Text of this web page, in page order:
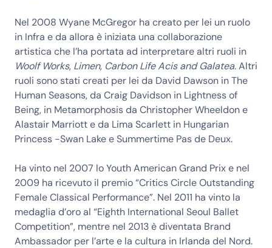
Nel 2008 Wyane McGregor ha creato per lei un ruolo
in Infra e da allora è iniziata una collaborazione
artistica che l’ha portata ad interpretare altri ruoli in
Woolf Works, Limen, Carbon LifeAcis and Galatea. Altri
ruoli sono stati creati per lei da David Dawson in The
Human Seasons, da Craig Davidson in Lightness of
Being, in Metamorphosis da Christopher Wheeldon e
Alastair Marriott e da Lima Scarlett in Hungarian
Princess -Swan Lake e Summertime Pas de Deux.
Ha vinto nel 2007 lo Youth American Grand Prix e nel
2009 ha ricevuto il premio “Critics Circle Outstanding
Female Classical Performance”. Nel 2011 ha vinto la
medaglia d’oro al “Eighth International Seoul Ballet
Competition”, mentre nel 2013 è diventata Brand
Ambassador per l’arte e la cultura in Irlanda del Nord.